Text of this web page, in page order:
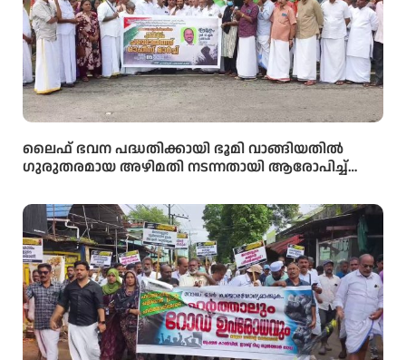
ലൈഫ് ഭവന പദ്ധതിക്കായി ഭൂമി വാങ്ങിയതിൽ
ഗുരുതരമായ അഴിമതി നടന്നതായി ആരോപിച്ച്
പഞ്ചായത്ത് ഓഫീസിലേക്ക് പ്രതിഷേധ മാർച്ച്
നടത്തി